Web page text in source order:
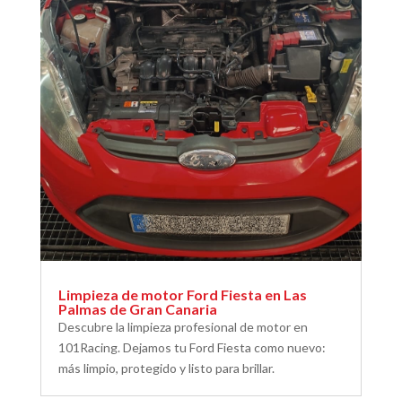
Limpieza de motor Ford Fiesta en Las
Palmas de Gran Canaria
Descubre la limpieza profesional de motor en
101Racing. Dejamos tu Ford Fiesta como nuevo:
más limpio, protegido y listo para brillar.